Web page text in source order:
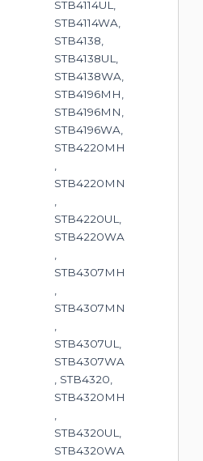
STB4114UL,
STB4114WA,
STB4138,
STB4138UL,
STB4138WA,
STB4196MH,
STB4196MN,
STB4196WA,
STB4220MH
,
STB4220MN
,
STB4220UL,
STB4220WA
,
STB4307MH
,
STB4307MN
,
STB4307UL,
STB4307WA
, STB4320,
STB4320MH
,
STB4320UL,
STB4320WA